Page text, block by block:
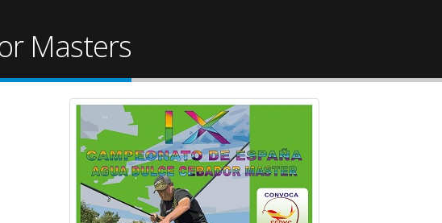
Masters